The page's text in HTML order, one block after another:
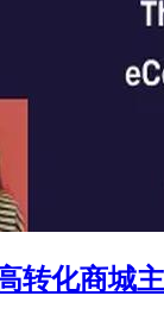
转化商城